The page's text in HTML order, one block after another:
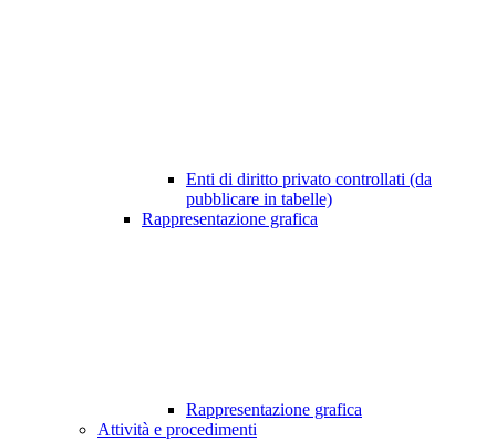
Enti di diritto privato controllati (da
pubblicare in tabelle)
Rappresentazione grafica
Rappresentazione grafica
Attività e procedimenti